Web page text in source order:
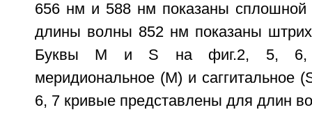
656 нм и 588 нм показаны сплошной
длины волны 852 нм показаны
Буквы М и S на фиг.2, 5, 6,
меридиональное (М) и саггитальное
6, 7 кривые представлены для длин